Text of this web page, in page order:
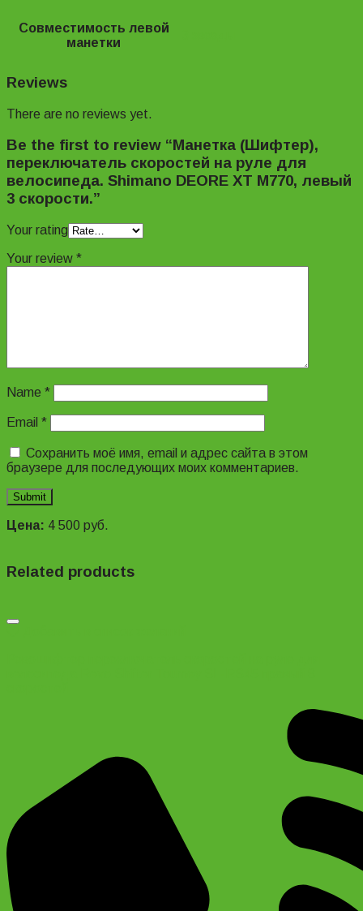
Совместимость левой
манетки
Reviews
There are no reviews yet.
Be the first to review “Манетка (Шифтер),
переключатель скоростей на руле для
велосипеда. Shimano DEORE XT M770, левый
3 скорости.”
Your rating
Your review *
Name *
Email *
Сохранить моё имя, email и адрес сайта в этом
браузере для последующих моих комментариев.
Цена: 4 500 руб.
Related products